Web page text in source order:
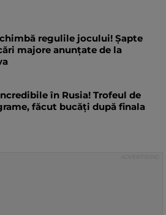
regulile jocului! Șapte
majore anunțate de la
în Rusia! Trofeul de
făcut bucăți după finala